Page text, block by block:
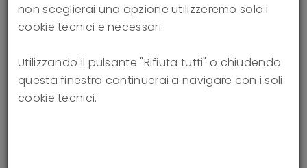
New York City: 4th Biennial ISTFP
non sceglierai una opzione utilizzeremo solo i
cookie tecnici e necessari.
Utilizzando il pulsante "Rifiuta tutti" o chiudendo
questa finestra continuerai a navigare con i soli
cookie tecnici.